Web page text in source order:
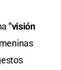
"visión